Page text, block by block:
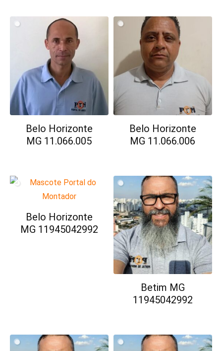
Belo Horizonte
MG 11.066.005
Belo Horizonte
MG 11.066.006
Belo Horizonte
MG 11945042992
Betim MG
11945042992